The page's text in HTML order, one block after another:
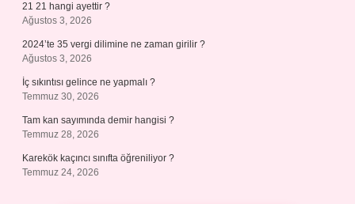
21 21 hangi ayettir ?
Ağustos 3, 2026
2024’te 35 vergi dilimine ne zaman girilir ?
Ağustos 3, 2026
İç sıkıntısı gelince ne yapmalı ?
Temmuz 30, 2026
Tam kan sayımında demir hangisi ?
Temmuz 28, 2026
Karekök kaçıncı sınıfta öğreniliyor ?
Temmuz 24, 2026